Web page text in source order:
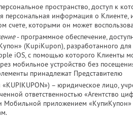
пространство, доступ к
персональная информация о Клиенте,
счете, которыми он может
- программное обеспечение,
(KupiKupon), разработанного
iOS, с помощью которого Клиенты
мобильное устройство без
принадлежат Представителю
– юридическое лицо,
ответственностью «Агентство
Мобильной приложением